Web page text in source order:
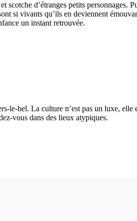
d’étranges petits personnages.
si vivants qu’ils en deviennent
un instant retrouvée.
bel. La culture n’est pas un luxe, elle
vous dans des lieux atypiques.